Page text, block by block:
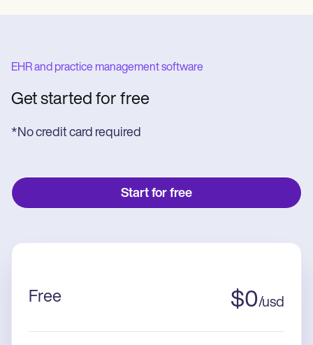
EHR and practice management software
Get started for free
*No credit card required
Start for free
Free $0/usd